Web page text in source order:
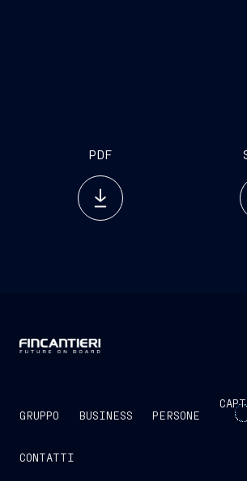
PDF
GRUPPO BUSINESS PERSONE
CONTATTI